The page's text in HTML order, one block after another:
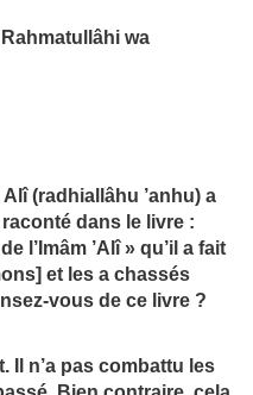
wa
(radhiallâhu ’anhu) a
dans le livre :
l’Imâm ’Alî » qu’il a fait
et les a chassés
vous de ce livre ?
Il n’a pas combattu les